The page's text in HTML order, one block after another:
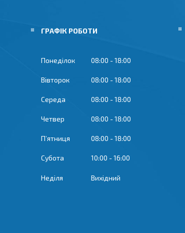
ГРАФІК РОБОТИ
Понеділок 08:00 18:00
Вівторок 08:00 18:00
Середа 08:00 18:00
Четвер 08:00 18:00
Пʼятниця 08:00 18:00
Субота 10:00 16:00
Неділя Вихідний